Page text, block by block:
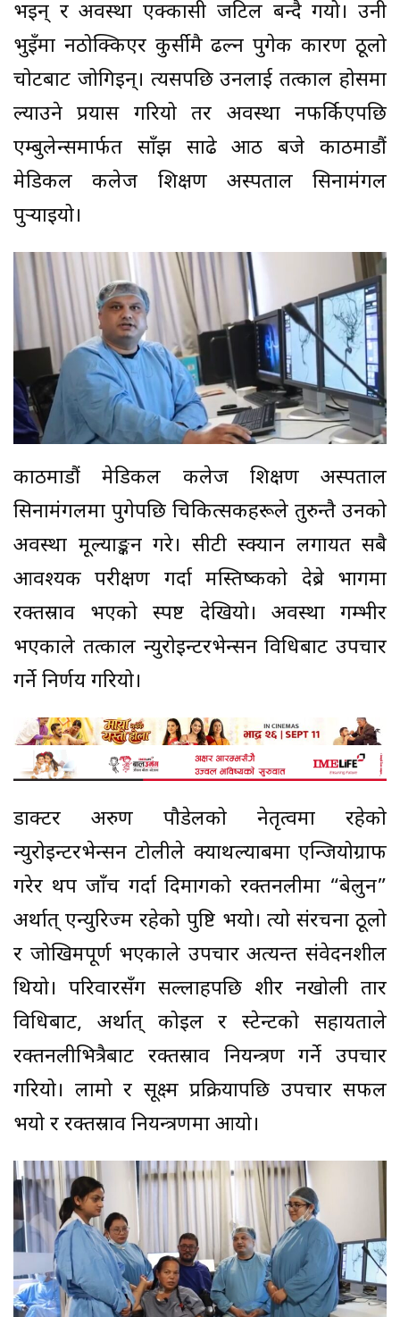
भइन् र अवस्था एक्कासी जटिल बन्दै गयो। उनी
भुइँमा नठोक्किएर कुर्सीमै ढल्न पुगेकी कारण ठूलो
चोटबाट जोगिइन्। त्यसपछि उनलाई तत्काल होसमा
ल्याउने प्रयास गरियो तर अवस्था नफर्किएपछि
एम्बुलेन्समार्फत साँझ साढे आठ बजे काठमाडौं
मेडिकल कलेज शिक्षण अस्पताल सिनामंगल
पुर्‍याइयो।
काठमाडौं मेडिकल कलेज शिक्षण अस्पताल
सिनामंगलमा पुगेपछि चिकित्सकहरूले तुरुन्तै उनको
अवस्था मूल्याङ्कन गरे। सीटी स्क्यान लगायत सबै
आवश्यक परीक्षण गर्दा मस्तिष्कको देब्रे भागमा
रक्तस्राव भएको स्पष्ट देखियो। अवस्था गम्भीर
भएकाले तत्काल न्युरोइन्टरभेन्सन विधिबाट उपचार
गर्ने निर्णय गरियो।
डाक्टर अरुण पौडेलको नेतृत्वमा रहेको
न्युरोइन्टरभेन्सन टोलीले क्याथल्याबमा एन्जियोग्राफी
गरेर थप जाँच गर्दा दिमागको रक्तनलीमा “बेलुन”
अर्थात् एन्युरिज्म रहेको पुष्टि भयो। त्यो संरचना ठूलो
र जोखिमपूर्ण भएकाले उपचार अत्यन्त संवेदनशील
थियो। परिवारसँग सल्लाहपछि शीर नखोली तार
विधिबाट, अर्थात् कोइल र स्टेन्टको सहायताले
रक्तनलीभित्रैबाट रक्तस्राव नियन्त्रण गर्ने उपचार
गरियो। लामो र सूक्ष्म प्रक्रियापछि उपचार सफल
भयो र रक्तस्राव नियन्त्रणमा आयो।